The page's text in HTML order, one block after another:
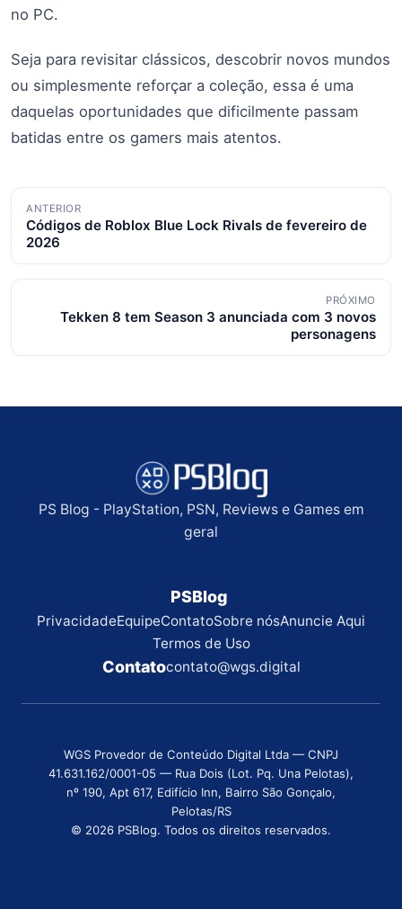
no PC.
Seja para revisitar clássicos, descobrir novos mundos
ou simplesmente reforçar a coleção, essa é uma
daquelas oportunidades que dificilmente passam
batidas entre os gamers mais atentos.
Navegação
de
posts
ANTERIOR
Códigos de Roblox Blue Lock Rivals de fevereiro de
2026
PRÓXIMO
Tekken 8 tem Season 3 anunciada com 3 novos
personagens
PS Blog - PlayStation, PSN, Reviews e Games em
geral
PSBlog
PrivacidadeEquipeContatoSobre nósAnuncie Aqui
Termos de Uso
Contatocontato@wgs.digital
WGS Provedor de Conteúdo Digital Ltda — CNPJ
41.631.162/0001-05 — Rua Dois (Lot. Pq. Una Pelotas),
nº 190, Apt 617, Edifício Inn, Bairro São Gonçalo,
Pelotas/RS
© 2026 PSBlog. Todos os direitos reservados.